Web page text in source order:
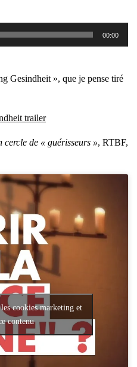
00:00
Gesind­heit », que je pense tiré
trai­ler
de « gué­ris­seurs », RTBF,
cookies marketing et
contenu